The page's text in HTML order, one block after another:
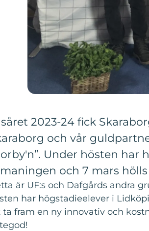
2023-24 fick
och vår
Under hösten
och 7 mars
är UF:s och Dafgårds andra
har högstadieelever i
ta fram en ny innovativ och